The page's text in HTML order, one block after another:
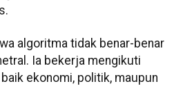
algoritma tidak benar-benar
Ia bekerja mengikuti
ekonomi, politik, maupun